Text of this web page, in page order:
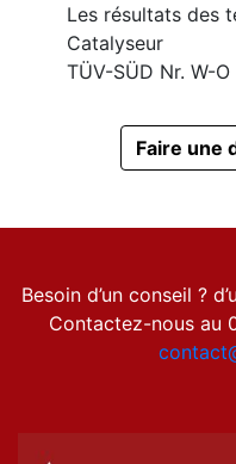
Les résultats des
Catalyseur
TÜV-SÜD Nr. W-
Faire une
Besoin d’un conseil ?
Contactez-nous au